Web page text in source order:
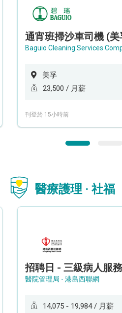
通宵班掃沙車司機 (美
Baguio Cleaning Services
美孚
23,500 / 月薪
刊登於 15小時前
醫療護理 · 社福
醫院管理局 - 港島西聯網
14,075 - 19,984 / 月薪